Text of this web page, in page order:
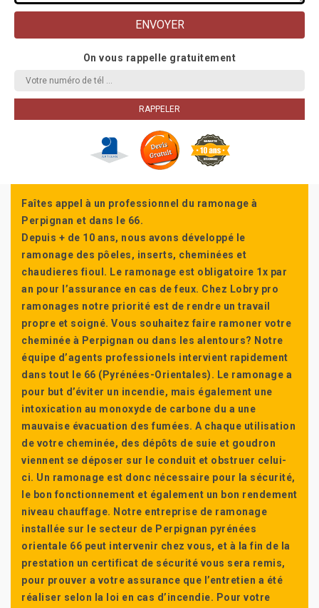
On vous rappelle gratuitement
Faîtes appel à un professionnel du ramonage à
Perpignan et dans le 66.
Depuis + de 10 ans, nous avons développé le
ramonage des pôeles, inserts, cheminées et
chaudieres fioul. Le ramonage est obligatoire 1x par
an pour l’assurance en cas de feux. Chez Lobry pro
ramonages notre priorité est de rendre un travail
propre et soigné. Vous souhaitez faire ramoner votre
cheminée à Perpignan ou dans les alentours? Notre
équipe d’agents professionels intervient rapidement
dans tout le 66 (Pyrénées-Orientales). Le ramonage a
pour but d’éviter un incendie, mais également une
intoxication au monoxyde de carbone du a une
mauvaise évacuation des fumées. A chaque utilisation
de votre cheminée, des dépôts de suie et goudron
viennent se déposer sur le conduit et obstruer celui-
ci. Un ramonage est donc nécessaire pour la sécurité,
le bon fonctionnement et également un bon rendement
niveau chauffage. Notre entreprise de ramonage
installée sur le secteur de Perpignan pyrénées
orientale 66 peut intervenir chez vous, et à la fin de la
prestation un certificat de sécurité vous sera remis,
pour prouver a votre assurance que l’entretien a été
réaliser selon la loi en cas d’incendie. Pour votre